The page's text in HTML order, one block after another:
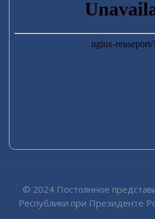
© 2024 Постоянное
Республики при Президенте